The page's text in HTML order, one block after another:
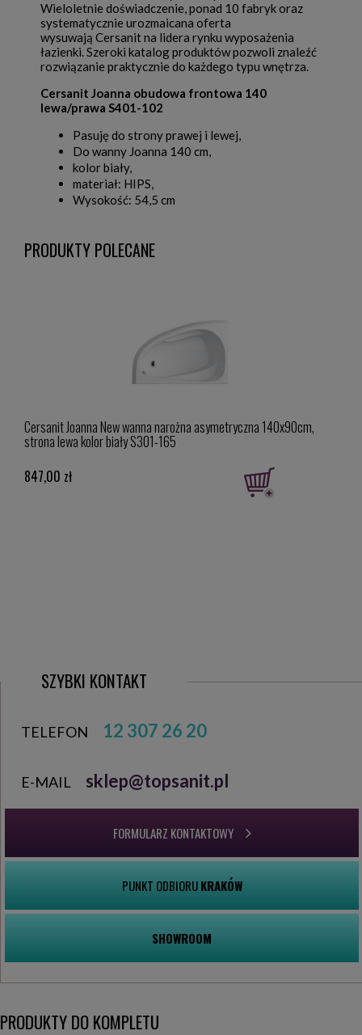
Wieloletnie doświadczenie, ponad 10 fabryk oraz
systematycznie urozmaicana oferta
wysuwają Cersanit na lidera rynku wyposażenia
łazienki. Szeroki katalog produktów pozwoli znaleźć
rozwiązanie praktycznie do każdego typu wnętrza.
Cersanit Joanna obudowa frontowa 140
lewa/prawa S401-102
Pasuję do strony prawej i lewej,
Do wanny Joanna 140 cm,
kolor biały,
materiał: HIPS,
Wysokość: 54,5 cm
PRODUKTY POLECANE
Cersanit Joanna New wanna narożna asymetryczna 140x90cm,
strona lewa kolor biały S301-165
847,00 zł
SZYBKI KONTAKT
TELEFON 12 307 26 20
E-MAIL sklep@topsanit.pl
FORMULARZ KONTAKTOWY
PUNKT ODBIORUKRAKÓW
SHOWROOM
PRODUKTY DO KOMPLETU